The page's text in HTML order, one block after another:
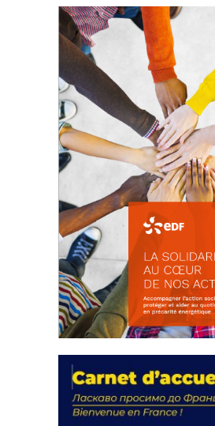
La prévention des
d’intérêts
18 septembre 2023
FEUILLETER
actions
18 septembre 2023
FEUILLETER